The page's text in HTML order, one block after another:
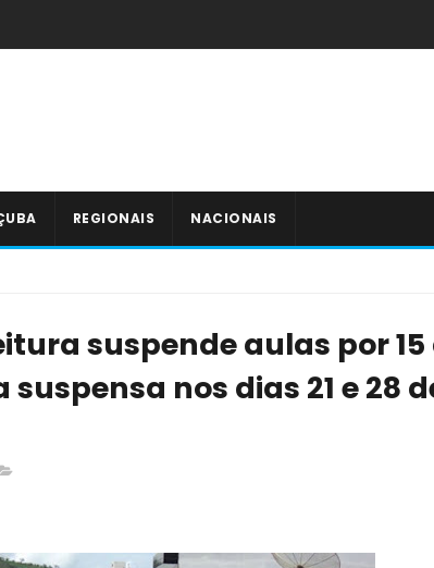
REGIONAIS NACIONAIS
suspende aulas por 15
nos dias 21 e 28